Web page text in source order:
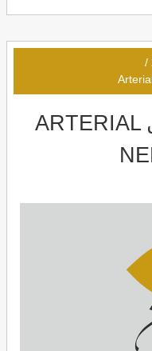
/
تصلب الكلية الشرياني ARTERIAL